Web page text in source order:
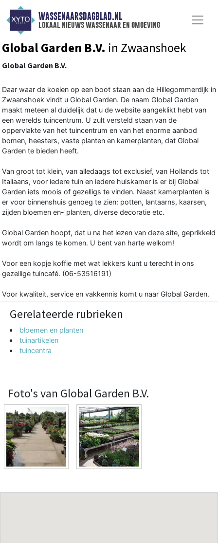
WASSENAARSDAGBLAD.NL
lokaal nieuws wassenaar en omgeving
Global Garden B.V. in Zwaanshoek
Global Garden B.V.
Daar waar de koeien op een boot staan aan de Hillegommerdijk in
Zwaanshoek vindt u Global Garden. De naam Global Garden
maakt meteen al duidelijk dat u de website aangeklikt hebt van
een werelds tuincentrum. U zult versteld staan van de
oppervlakte van het tuincentrum en van het enorme aanbod
bomen, heesters, vaste planten en kamerplanten, dat Global
Garden te bieden heeft.
Van groot tot klein, van alledaags tot exclusief, van Hollands tot
Italiaans, voor iedere tuin en iedere huiskamer is er bij Global
Garden iets moois of gezelligs te vinden. Naast kamerplanten is
er voor binnenshuis genoeg te zien: potten, lantaarns, kaarsen,
zijden bloemen en- planten, diverse decoratie etc.
Global Garden hoopt, dat u na het lezen van deze site, geprikkeld
wordt om langs te komen. U bent van harte welkom!
Voor een kopje koffie met wat lekkers kunt u terecht in ons
gezellige tuincafé. (06-53516191)
Voor kwaliteit, service en vakkennis komt u naar Global Garden.
Gerelateerde rubrieken
bloemen en planten
tuinartikelen
tuincentra
Foto's van Global Garden B.V.